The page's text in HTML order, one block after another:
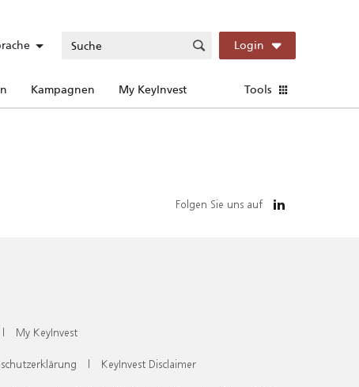
Login
Kampagnen My KeyInvest Tools
Folgen Sie uns auf
| My KeyInvest
| KeyInvest Disclaimer